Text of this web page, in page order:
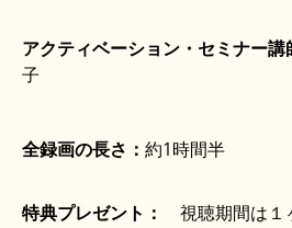
アクティベーション・セミナー講
子
全録画の長さ： 約1時間半
特典プレゼント：
視聴期間は１